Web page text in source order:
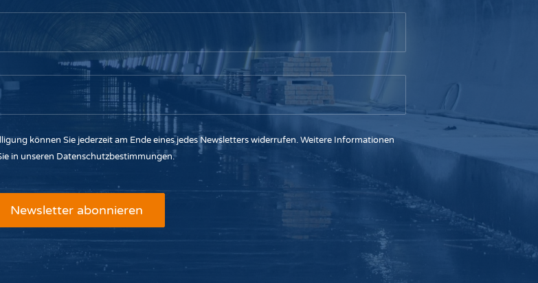
können Sie jederzeit am Ende eines jedes Newsletters widerrufen. Weitere Informationen
in unseren Datenschutzbestimmungen.
Bitte lassen Sie dieses Feld leer.